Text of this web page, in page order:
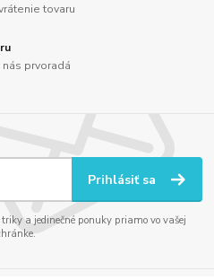
tovaru
prvoradá
Prihlásiť sa
a jedinečné ponuky priamo vo vašej